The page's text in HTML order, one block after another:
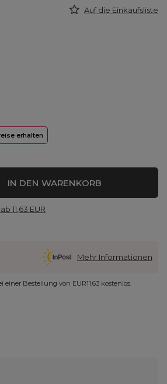
Auf die Einkaufsliste
erhalten
IN DEN WARENKORB
ab11,63 EUR
Mehr Informationen
einer Bestellung von EUR11.63 kostenlos.